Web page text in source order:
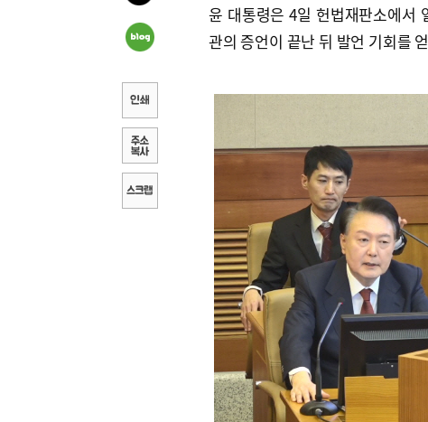
윤 대통령은 4일 헌법재판소에서
관의 증언이 끝난 뒤 발언 기회를